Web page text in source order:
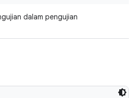
dalam pengujian